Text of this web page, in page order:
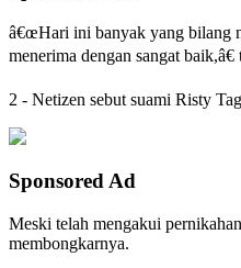
â€œHari ini banyak yang bilang
menerima dengan sangat
2 - Netizen sebut suami Risty
Sponsored Ad
Meski telah mengakui
membongkarnya.